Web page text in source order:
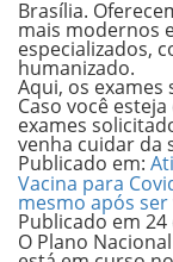
Brasília.
mais modernos
especializados,
humanizado.
Aqui, os
Caso você
exames
venha cuidar da
Publicado em:
Vacina para
mesmo após
Publicado em 24
O Plano